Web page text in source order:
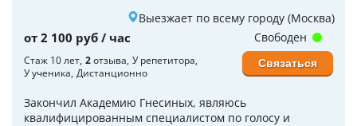
Выезжает по всему городу (Москва)
от 2 100 руб / час
Стаж 10 лет 2отзыва У репетитора
У ученика Дистанционно
Закончил Академию Гнесиных, являюсь
квалифицированным специалистом по голосу и
Свободен
Связаться